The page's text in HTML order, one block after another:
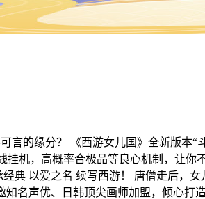
的缘分？ 《西游女儿国》全新版本
挂机，高概率合极品等良心机制，让
典 以爱之名 续写西游！ 唐僧走后，
名声优、日韩顶尖画师加盟，倾心打